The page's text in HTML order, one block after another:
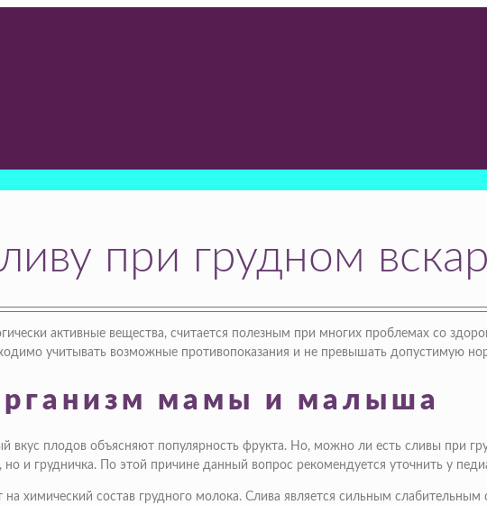
при грудном
активные вещества, считается полезным при многих проблемах со
учитывать возможные противопоказания и не превышать допустимую
мамы и малыша
вкус плодов объясняют популярность фрукта. Но, можно ли есть сливы при
и грудничка. По этой причине данный вопрос рекомендуется уточнить у
химический состав грудного молока. Слива является сильным